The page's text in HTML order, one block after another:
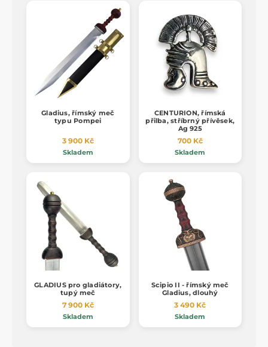
Gladius, římský meč
typu Pompei
3 900 Kč
Skladem
CENTURION, římská
přilba, stříbrný přívěsek,
Ag 925
700 Kč
Skladem
GLADIUS pro gladiátory,
tupý meč
7 900 Kč
Skladem
Scipio II - římský meč
Gladius, dlouhý
3 490 Kč
Skladem